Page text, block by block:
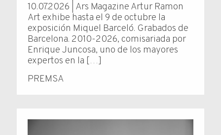
PREMSA
10.07.2026 | Ars Magazine Artur Ramon
Art exhibe hasta el 9 de octubre la
exposición Miquel Barceló. Grabados de
Barcelona. 2010-2026, comisariada por
Enrique Juncosa, uno de los mayores
expertos en la […]